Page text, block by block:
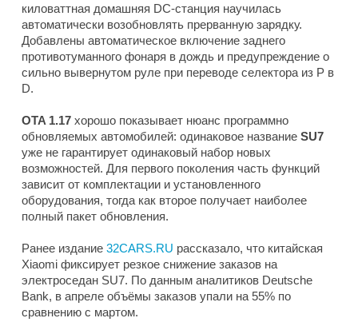
киловаттная домашняя DC-станция научилась
автоматически возобновлять прерванную зарядку.
Добавлены автоматическое включение заднего
противотуманного фонаря в дождь и предупреждение о
сильно вывернутом руле при переводе селектора из P в
D.
OTA 1.17 хорошо показывает нюанс программно
обновляемых автомобилей: одинаковое название SU7
уже не гарантирует одинаковый набор новых
возможностей. Для первого поколения часть функций
зависит от комплектации и установленного
оборудования, тогда как второе получает наиболее
полный пакет обновления.
Ранее издание 32CARS.RU рассказало, что китайская
Xiaomi фиксирует резкое снижение заказов на
электроседан SU7. По данным аналитиков Deutsche
Bank, в апреле объёмы заказов упали на 55% по
сравнению с мартом.